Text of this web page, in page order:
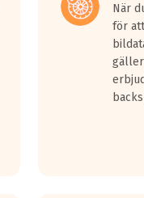
1.5 mm vatten.
mellan däck med betyg
markeras med
men är inte längre
När
för